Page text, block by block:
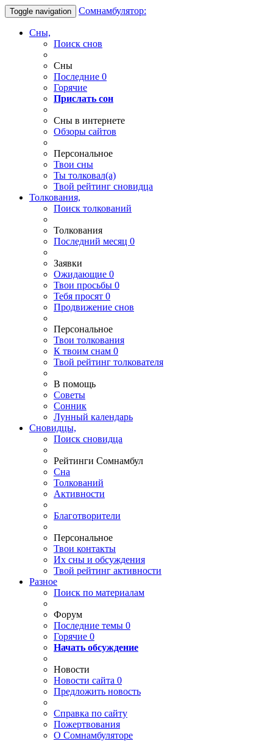
Toggle navigation Сомнамбулятор:
Сны,
Поиск снов
Сны
Последние 0
Горячие
Прислать сон
Сны в интернете
Обзоры сайтов
Персональное
Твои сны
Ты толковал(а)
Твой рейтинг сновидца
Толкования,
Поиск толкований
Толкования
Последний месяц 0
Заявки
Ожидающие 0
Твои просьбы 0
Тебя просят 0
Продвижение снов
Персональное
Твои толкования
К твоим снам 0
Твой рейтинг толкователя
В помощь
Советы
Сонник
Лунный календарь
Сновидцы,
Поиск сновидца
Рейтинги Сомнамбул
Сна
Толкований
Активности
Благотворители
Персональное
Твои контакты
Их сны и обсуждения
Твой рейтинг активности
Разное
Поиск по материалам
Форум
Последние темы 0
Горячие 0
Начать обсуждение
Новости
Новости сайта 0
Предложить новость
Справка по сайту
Пожертвования
О Сомнамбуляторе